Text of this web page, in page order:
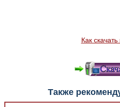
Как скачать
Также